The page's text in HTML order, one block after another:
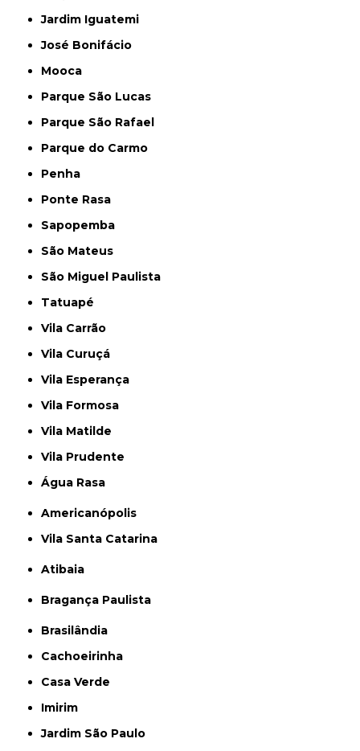
Jardim Iguatemi
José Bonifácio
Mooca
Parque São Lucas
Parque São Rafael
Parque do Carmo
Penha
Ponte Rasa
Sapopemba
São Mateus
São Miguel Paulista
Tatuapé
Vila Carrão
Vila Curuçá
Vila Esperança
Vila Formosa
Vila Matilde
Vila Prudente
Água Rasa
Americanópolis
Vila Santa Catarina
Atibaia
Bragança Paulista
Brasilândia
Cachoeirinha
Casa Verde
Imirim
Jardim São Paulo